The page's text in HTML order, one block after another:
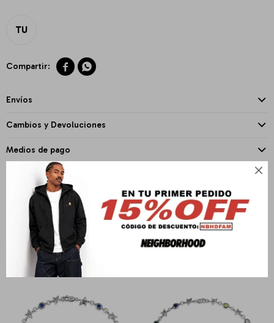

TU
 
Envíos
Cambios y Devoluciones
Medios de pago
PRODUCTOS QUE TE PUEDEN INTERESAR